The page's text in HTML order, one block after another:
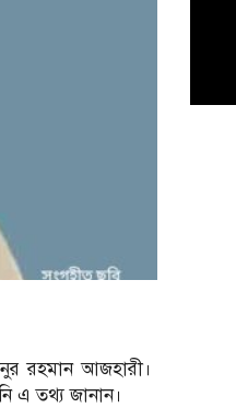
রহমান আজহারী।
এ তথ্য জানান।